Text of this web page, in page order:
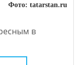
Фото: tatarstan.ru
в